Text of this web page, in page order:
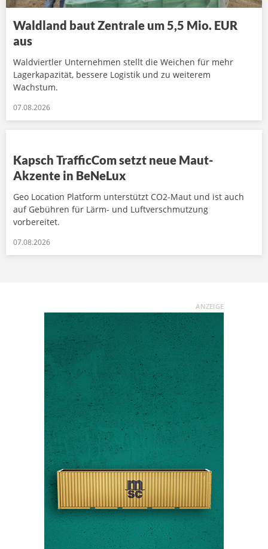
Waldland baut Zentrale um 5,5 Mio. EUR
aus
Waldviertler Unternehmen stellt die Weichen für mehr
Lagerkapazität, bessere Logistik und zu weiterem
Wachstum.
07.08.2026
Kapsch TrafficCom setzt neue Maut-
Akzente in BeNeLux
Geo Location Platform unterstützt CO2-Maut und ist auch
auf Gebühren für Lärm- und Luftverschmutzung
vorbereitet.
07.08.2026
ANZEIGE